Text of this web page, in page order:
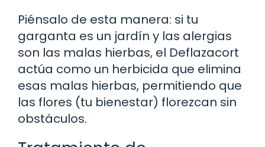
Piénsalo de esta manera: si tu
garganta es un jardín y las alergias
son las malas hierbas, el Deflazacort
actúa como un herbicida que elimina
esas malas hierbas, permitiendo que
las flores (tu bienestar) florezcan sin
obstáculos.